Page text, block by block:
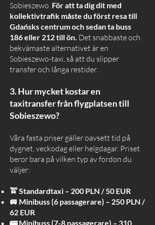
Sobieszewo. För att ta dig dit med
kollektivtrafik måste du först resa till
Gdańsks centrum och sedan ta buss
186 eller 212 till ön. Det snabbaste och
bekvämaste alternativet är en
Sobieszewo-taxi, så att du slipper
transfer och långa restider.
3. Hur mycket kostar en
taxitransfer från flygplatsen till
Sobieszewo?
Våra fasta priser gäller oavsett tid på
dygnet, veckodag eller helgdagar. Priset
beror bara på vilken typ av fordon du
väljer:
🚖 Standardtaxi – 200 PLN / 50 EUR
🚐 Minibuss (6 passagerare) – 250 PLN /
62 EUR
🚌 Minibuss (7-8 passagerare) – 310